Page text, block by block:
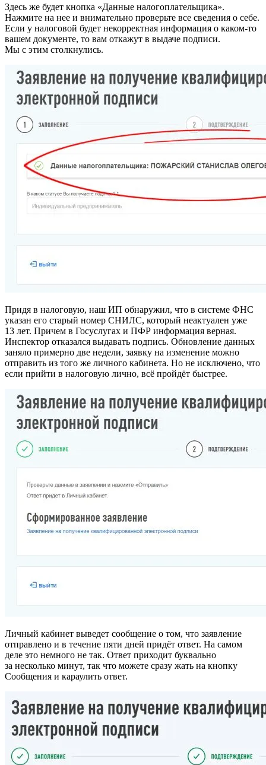
Здесь же будет кнопка «Данные налогоплательщика».
Нажмите на нее и внимательно проверьте все сведения о себе.
Если у налоговой будет некорректная информация о каком-то
вашем документе, то вам откажут в выдаче подписи.
Мы с этим столкнулись.
Придя в налоговую, наш ИП обнаружил, что в системе ФНС
указан его старый номер СНИЛС, который неактуален уже
13 лет. Причем в Госуслугах и ПФР информация верная.
Инспектор отказался выдавать подпись. Обновление данных
заняло примерно две недели, заявку на изменение можно
отправить из того же личного кабинета. Но не исключено, что
если прийти в налоговую лично, всё пройдёт быстрее.
Личный кабинет выведет сообщение о том, что заявление
отправлено и в течение пяти дней придёт ответ. На самом
деле это немного не так. Ответ приходит буквально
за несколько минут, так что можете сразу жать на кнопку
Сообщения и караулить ответ.